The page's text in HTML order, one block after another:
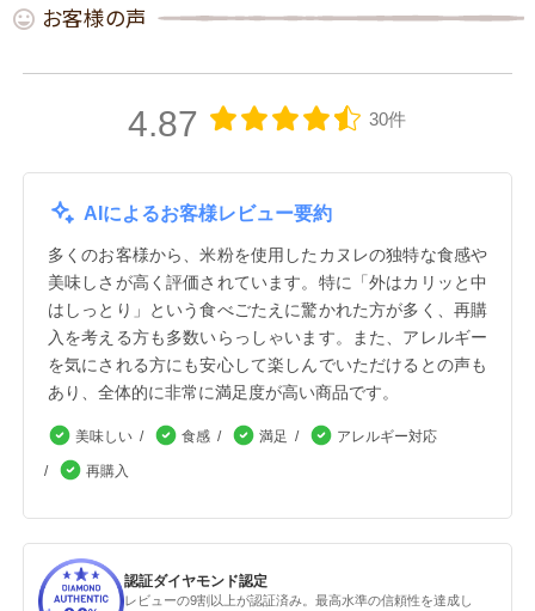
お客様の声
4.87 30件
AIによるお客様レビュー要約
多くのお客様から、米粉を使用したカヌレの独特な食感や
美味しさが高く評価されています。特に「外はカリッと中
はしっとり」という食べごたえに驚かれた方が多く、再購
入を考える方も多数いらっしゃいます。また、アレルギー
を気にされる方にも安心して楽しんでいただけるとの声も
あり、全体的に非常に満足度が高い商品です。
美味しい 食感 満足 アレルギー対応
再購入
認証ダイヤモンド認定
レビューの9割以上が認証済み。最高水準の信頼性を達成し